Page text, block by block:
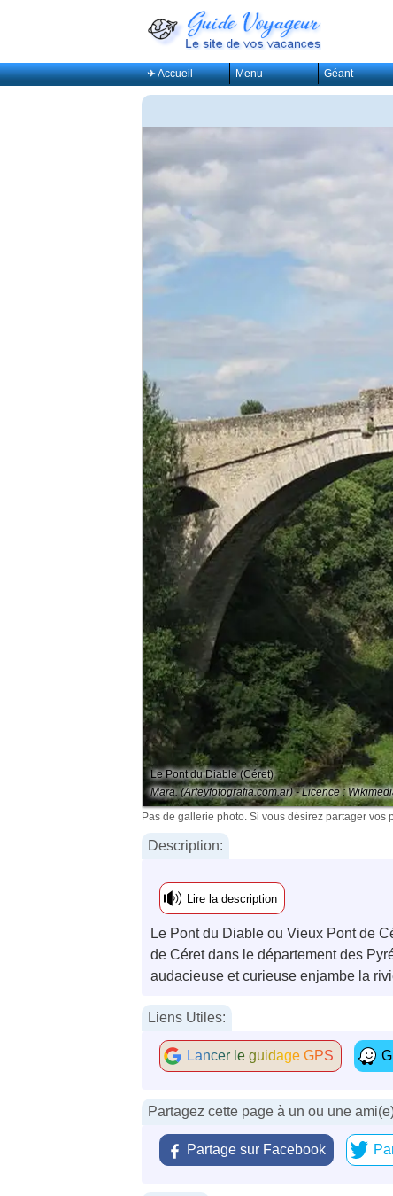
✈ Accueil Menu Géant
Le Pont du Diable (Céret)
Mara. (Arteyfotografia.com.ar) - Licence :
Pas de gallerie photo. Si vous désirez partager vos
Description:
Lire la description
Le Pont du Diable ou Vieux Pont de
de Céret dans le département des
audacieuse et curieuse enjambe la
Liens Utiles:
Lancer le guidage GPS
Partagez cette page à un ou une
Partage sur Facebook